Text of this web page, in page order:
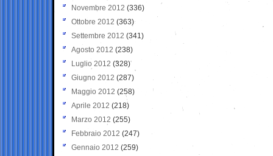
Novembre 2012 (336)
Ottobre 2012 (363)
Settembre 2012 (341)
Agosto 2012 (238)
Luglio 2012 (328)
Giugno 2012 (287)
Maggio 2012 (258)
Aprile 2012 (218)
Marzo 2012 (255)
Febbraio 2012 (247)
Gennaio 2012 (259)